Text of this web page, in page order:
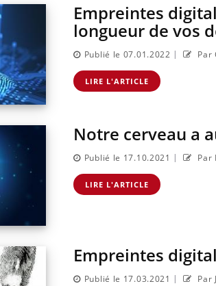
Empreintes
longueur de vos
Publié le 07.01.2022 | Par
LIRE L'ARTICLE
Notre cerveau a
Publié le 17.10.2021 | Par
LIRE L'ARTICLE
Empreintes
Publié le 17.03.2021 | Par
Toujours connectés :
comment le travail
empiète de plus en plus
sur nos soirées
Cancer colorectal : une
stratégie simple aurait
Chikungunya, dengue,